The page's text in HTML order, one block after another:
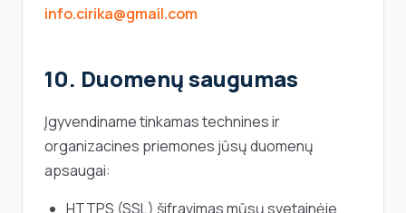
info.cirika@gmail.com
10. Duomenų saugumas
Įgyvendiname tinkamas technines ir
organizacines priemones jūsų duomenų
apsaugai:
HTTPS (SSL) šifravimas mūsų svetainėje